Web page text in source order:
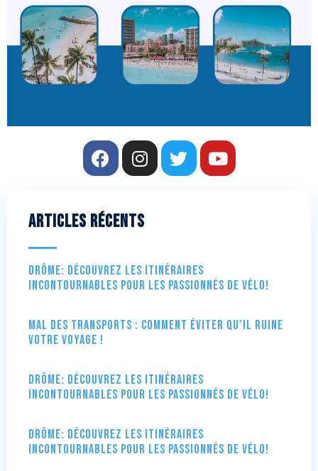
Articles récents
Drôme: Découvrez les itinéraires
incontournables pour les passionnés de vélo!
Mal des transports : comment éviter qu’il ruine
votre voyage !
Drôme: Découvrez les itinéraires
incontournables pour les passionnés de vélo!
Drôme: Découvrez les itinéraires
incontournables pour les passionnés de vélo!